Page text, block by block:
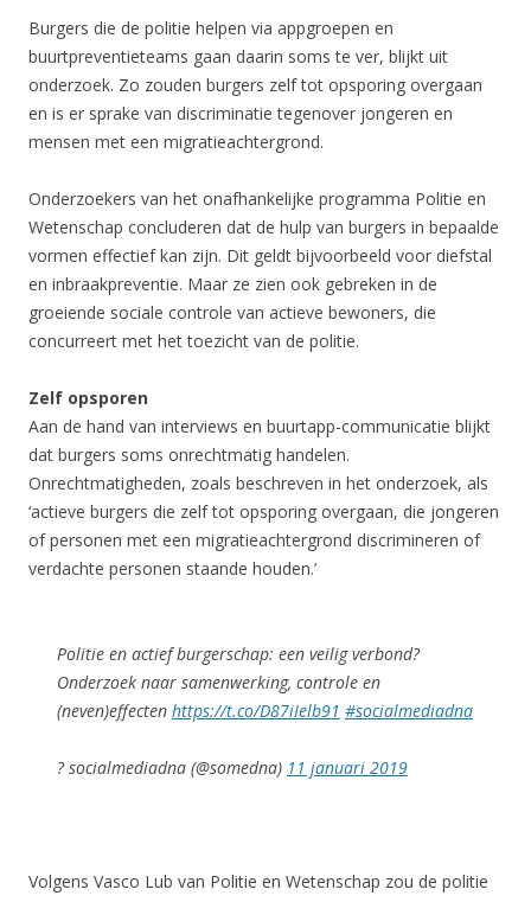
Burgers die de politie helpen via appgroepen en
buurtpreventieteams gaan daarin soms te ver, blijkt uit
onderzoek. Zo zouden burgers zelf tot opsporing overgaan
en is er sprake van discriminatie tegenover jongeren en
mensen met een migratieachtergrond.
Onderzoekers van het onafhankelijke programma Politie en
Wetenschap concluderen dat de hulp van burgers in bepaalde
vormen effectief kan zijn. Dit geldt bijvoorbeeld voor diefstal
en inbraakpreventie. Maar ze zien ook gebreken in de
groeiende sociale controle van actieve bewoners, die
concurreert met het toezicht van de politie.
Zelf opsporen
Aan de hand van interviews en buurtapp-communicatie blijkt
dat burgers soms onrechtmatig handelen.
Onrechtmatigheden, zoals beschreven in het onderzoek, als
‘actieve burgers die zelf tot opsporing overgaan, die jongeren
of personen met een migratieachtergrond discrimineren of
verdachte personen staande houden.’
Politie en actief burgerschap: een veilig verbond?
Onderzoek naar samenwerking, controle en
(neven)effecten https://t.co/D87iIelb91 #socialmediadna
? socialmediadna (@somedna) 11 januari 2019
Volgens Vasco Lub van Politie en Wetenschap zou de politie